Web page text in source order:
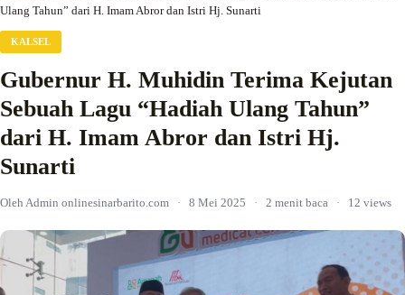
Ulang Tahun” dari H. Imam Abror dan Istri Hj. Sunarti
KALSEL
Gubernur H. Muhidin Terima Kejutan
Sebuah Lagu “Hadiah Ulang Tahun”
dari H. Imam Abror dan Istri Hj.
Sunarti
Oleh Admin onlinesinarbarito.com · 8 Mei 2025 · 2 menit baca · 12 views